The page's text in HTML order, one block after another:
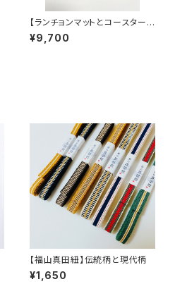
【ランチョンマットとコースターセ
ット】備後絣の贈り物
¥9,700
【福山真田紐】伝統柄と現代柄
¥1,650